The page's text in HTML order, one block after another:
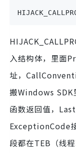
入结构体，里面
址，
搬Windows SDK
函数返回值，
ExceptionCode
段都在TEB（线